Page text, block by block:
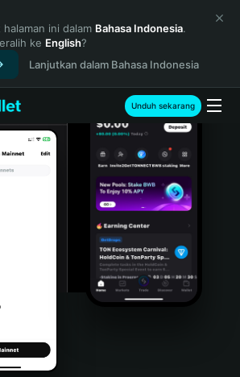
ini dalam Bahasa Indonesia.
ke English?
Lanjutkan dalam Bahasa Indonesia
Unduh sekarang